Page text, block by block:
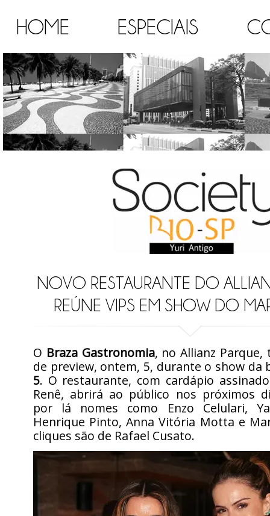
HOME ESPECIAIS
NOVO RESTAURANTE DO
REÚNE VIPS EM SHOW DO
O Braza Gastronomia, no Allianz Parque,
de preview, ontem, 5, durante o show da
5. O restaurante, com cardápio
Renê, abrirá ao público nos próximos
por lá nomes como Enzo Celulari,
Henrique Pinto, Anna Vitória Motta e
cliques são de Rafael Cusato.